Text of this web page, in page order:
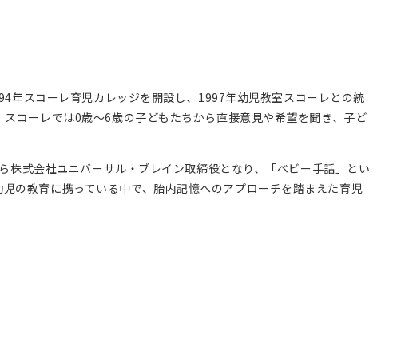
年スコーレ育児カレッジを開設し、1997年幼児教室スコーレとの統
コーレでは0歳～6歳の子どもたちから直接意見や希望を聞き、子ど
式会社ユニバーサル・ブレイン取締役となり、「ベビー手話」とい
の教育に携っている中で、胎内記憶へのアプローチを踏まえた育児